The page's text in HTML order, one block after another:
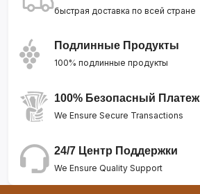
быстрая доставка по всей стране
Подлинные Продукты
100% подлинные продукты
100% Безопасный Платеж
We Ensure Secure Transactions
24/7 Центр Поддержки
We Ensure Quality Support